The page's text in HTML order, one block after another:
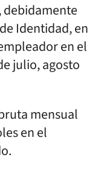
debidamente
Identidad, en
en el
julio, agosto
mensual
en el